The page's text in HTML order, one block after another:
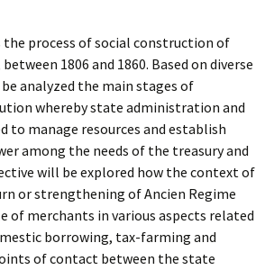
process of social construction of
1806 and 1860. Based on diverse
analyzed the main stages of
whereby state administration and
manage resources and establish
among the needs of the treasury and
will be explored how the context of
or strengthening of Ancien Regime
of merchants in various aspects related
borrowing, tax-farming and
of contact between the state